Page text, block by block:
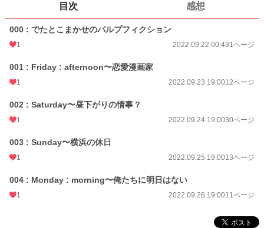
2022.09.26 19:00
初回公開日時 2022.09.22 00:43
28 pt (819 位)
累計ポイント
目次 感想
000 : でたとこまかせのパルプフィクション
1 2022.09.22 00:431ページ
001 : Friday : afternoon〜恋愛漫画家
1 2022.09.23 19:0012ページ
002 : Saturday〜昼下がりの情事？
1 2022.09.24 19:0030ページ
003 : Sunday〜横浜の休日
1 2022.09.25 19:0013ページ
004 : Monday : morning〜俺たちに明日はない
1 2022.09.26 19:0011ページ